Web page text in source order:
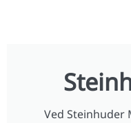
Ved Steinhuder